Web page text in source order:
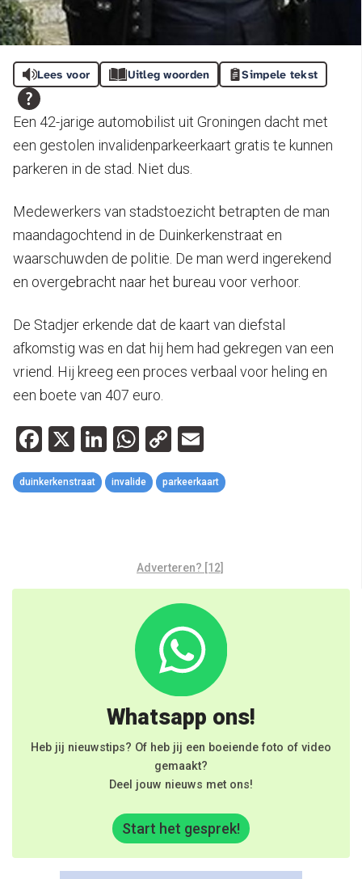
Lees voor Uitleg woorden Simpele tekst
Een 42-jarige automobilist uit Groningen dacht met
een gestolen invalidenparkeerkaart gratis te kunnen
parkeren in de stad. Niet dus.
Medewerkers van stadstoezicht betrapten de man
maandagochtend in de Duinkerkenstraat en
waarschuwden de politie. De man werd ingerekend
en overgebracht naar het bureau voor verhoor.
De Stadjer erkende dat de kaart van diefstal
afkomstig was en dat hij hem had gekregen van een
vriend. Hij kreeg een proces verbaal voor heling en
een boete van 407 euro.
Facebook
X LinkedIn
WhatsApp
Copy
Link
duinkerkenstraat invalide parkeerkaart
Adverteren? [12]
Whatsapp ons!
Heb jij nieuwstips? Of heb jij een boeiende foto of video
gemaakt?
Deel jouw nieuws met ons!
Start het gesprek!